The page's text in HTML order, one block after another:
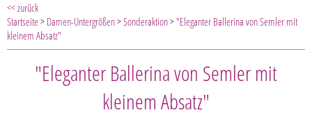
<< zurück
Startseite> Damen-Untergrößen>Sonderaktion> "Eleganter Ballerina von Semler mit
kleinem Absatz"
"Eleganter Ballerina von Semler mit
kleinem Absatz"